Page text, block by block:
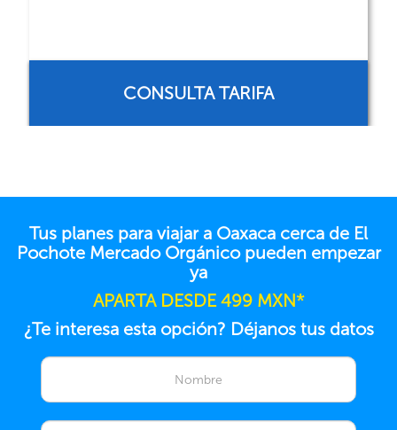
RESERVAR AHORA
Tus planes para viajar a Oaxaca cerca de El
Pochote Mercado Orgánico pueden empezar
ya
APARTA DESDE 499 MXN*
¿Te interesa esta opción? Déjanos tus datos